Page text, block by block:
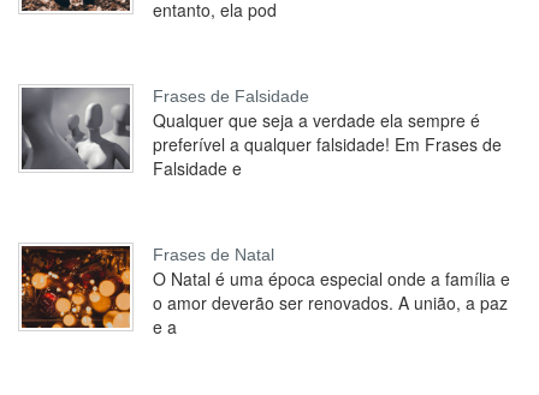
entanto, ela pod
Frases de Falsidade
Qualquer que seja a verdade ela sempre é
preferível a qualquer falsidade! Em Frases de
Falsidade e
Frases de Natal
O Natal é uma época especial onde a família e
o amor deverão ser renovados. A união, a paz
e a